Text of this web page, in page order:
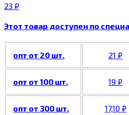
23 ₽
Этот товар доступен по
опт от 20 шт. 21 ₽
опт от 100 шт. 19 ₽
опт от 300 шт. 17,10 ₽